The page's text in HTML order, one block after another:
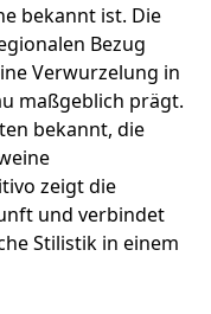
bekannt ist. Die
Bezug
Verwurzelung in
maßgeblich prägt.
bekannt, die
zeigt die
und verbindet
Stilistik in einem